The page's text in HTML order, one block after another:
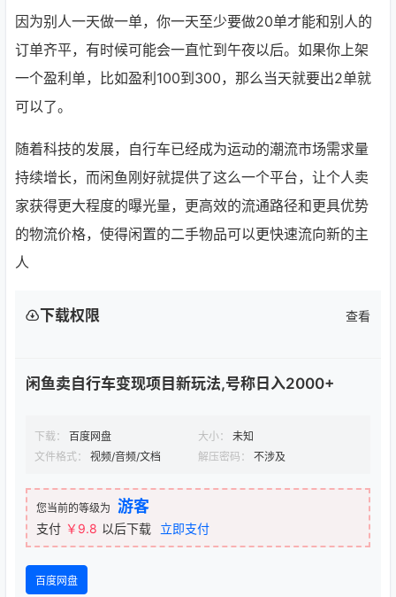
因为别人一天做一单，你一天至少要做20单才能和别人的
订单齐平，有时候可能会一直忙到午夜以后。如果你上架
一个盈利单，比如盈利100到300，那么当天就要出2单就
可以了。
随着科技的发展，自行车已经成为运动的潮流市场需求量
持续增长，而闲鱼刚好就提供了这么一个平台，让个人卖
家获得更大程度的曝光量，更高效的流通路径和更具优势
的物流价格，使得闲置的二手物品可以更快速流向新的主
人
下载权限 查看
闲鱼卖自行车变现项目新玩法,号称日入2000+
下载： 百度网盘 大小：
未知
文件格式：
视频/音频/文档 解压密码： 不涉及
您当前的等级为 游客
支付 ￥9.8 以后下载 立即支付
百度网盘